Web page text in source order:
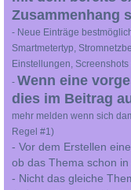
Zusammenhang
- Neue Einträge
Smartmetertyp,
Einstellungen, Screenshots
- Wenn eine
dies im Beitrag
mehr melden wenn sich
Regel #1)
- Vor dem Erstellen
ob das Thema schon
- Nicht das gleiche